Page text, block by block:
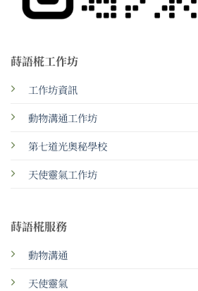
蒔語椛工作坊
工作坊資訊
動物溝通工作坊
第七道光奧秘學校
天使靈氣工作坊
蒔語椛服務
動物溝通
天使靈氣